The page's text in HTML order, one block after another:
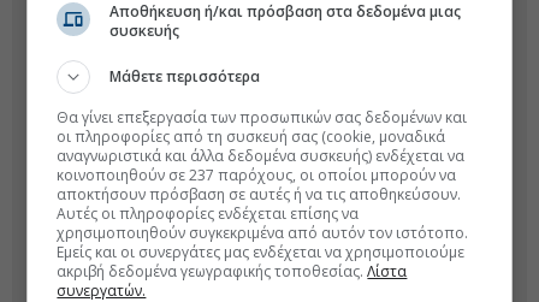
Αποθήκευση ή/και πρόσβαση στα δεδομένα μιας
συσκευής
Μάθετε περισσότερα
Θα γίνει επεξεργασία των προσωπικών σας δεδομένων και
οι πληροφορίες από τη συσκευή σας (cookie, μοναδικά
αναγνωριστικά και άλλα δεδομένα συσκευής) ενδέχεται να
κοινοποιηθούν σε 237 παρόχους, οι οποίοι μπορούν να
αποκτήσουν πρόσβαση σε αυτές ή να τις αποθηκεύσουν.
Αυτές οι πληροφορίες ενδέχεται επίσης να
χρησιμοποιηθούν συγκεκριμένα από αυτόν τον ιστότοπο.
Εμείς και οι συνεργάτες μας ενδέχεται να χρησιμοποιούμε
ακριβή δεδομένα γεωγραφικής τοποθεσίας.Λίστα
συνεργατών.